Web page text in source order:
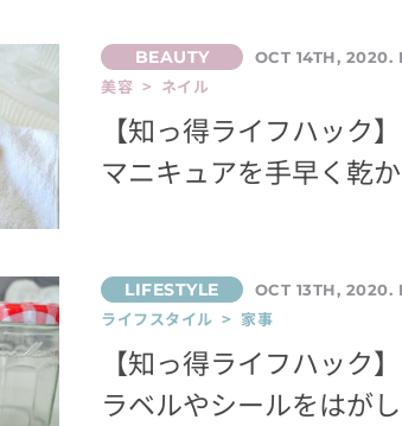
OCT 14TH, 2020.
美容 > ネイル
【知っ得ライフハック
マニキュアを手早く乾
OCT 13TH, 2020.
ライフスタイル > 家事
【知っ得ライフハック
ラベルやシールをはが